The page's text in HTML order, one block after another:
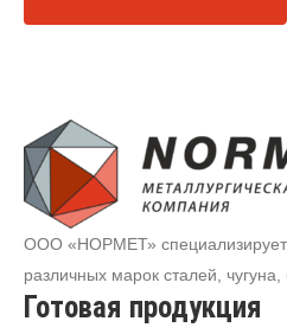
ООО «НОРМЕТ»
различных марок сталей,
Готовая продукция